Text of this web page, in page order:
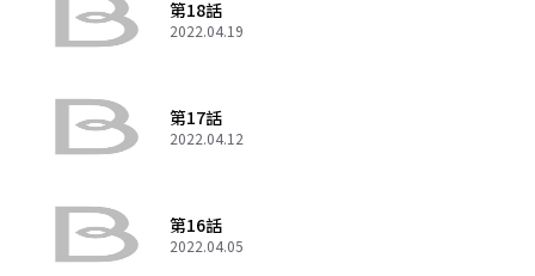
第18話
2022.04.19
第17話
2022.04.12
第16話
2022.04.05